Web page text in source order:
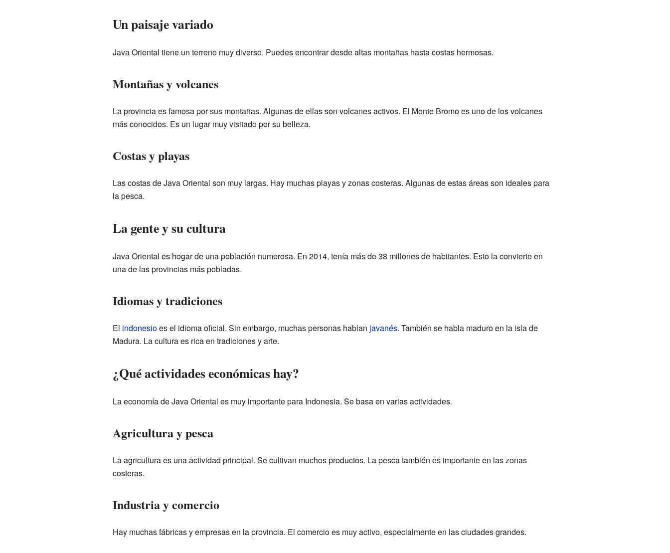
Un paisaje variado
Java Oriental tiene un terreno muy diverso. Puedes encontrar desde altas montañas hasta costas hermosas.
Montañas y volcanes
La provincia es famosa por sus montañas. Algunas de ellas son volcanes activos. El Monte Bromo es uno de los volcanes
más conocidos. Es un lugar muy visitado por su belleza.
Costas y playas
Las costas de Java Oriental son muy largas. Hay muchas playas y zonas costeras. Algunas de estas áreas son ideales para
la pesca.
La gente y su cultura
Java Oriental es hogar de una población numerosa. En 2014, tenía más de 38 millones de habitantes. Esto la convierte en
una de las provincias más pobladas.
Idiomas y tradiciones
El indonesioes el idioma oficial. Sin embargo, muchas personas hablan javanés. También se habla maduro en la isla de
Madura. La cultura es rica en tradiciones y arte.
¿Qué actividades económicas hay?
La economía de Java Oriental es muy importante para Indonesia. Se basa en varias actividades.
Agricultura y pesca
La agricultura es una actividad principal. Se cultivan muchos productos. La pesca también es importante en las zonas
costeras.
Industria y comercio
Hay muchas fábricas y empresas en la provincia. El comercio es muy activo, especialmente en las ciudades grandes.